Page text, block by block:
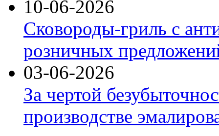
10-06-2026
Сковороды-гриль с
розничных
03-06-2026
За чертой
производстве